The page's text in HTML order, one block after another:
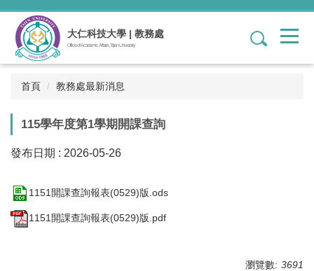
跳
主
要
內
大仁科技大學 | 教務處
Office of Academic Affairs, Tajen University
1
首頁 教務處最新消息
115學年度第1學期開課查詢
發布日期 : 2026-05-26
1151開課查詢報表(0529)版.ods
1151開課查詢報表(0529)版.pdf
瀏覽數: 3691